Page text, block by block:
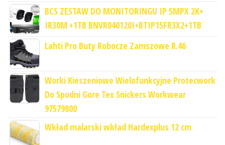
BCS ZESTAW DO MONITORINGU IP 5MPX 2K+
IR30M +1TB BNVR040120I+BTIP15FR3X2+1TB
Lahti Pro Buty Robocze Zamszowe R.46
Worki Kieszeniowe Wielofunkcyjne Protecwork
Do Spodni Gore Tex Snickers Workwear
97579800
Wkład malarski wkład Hardexplus 12 cm